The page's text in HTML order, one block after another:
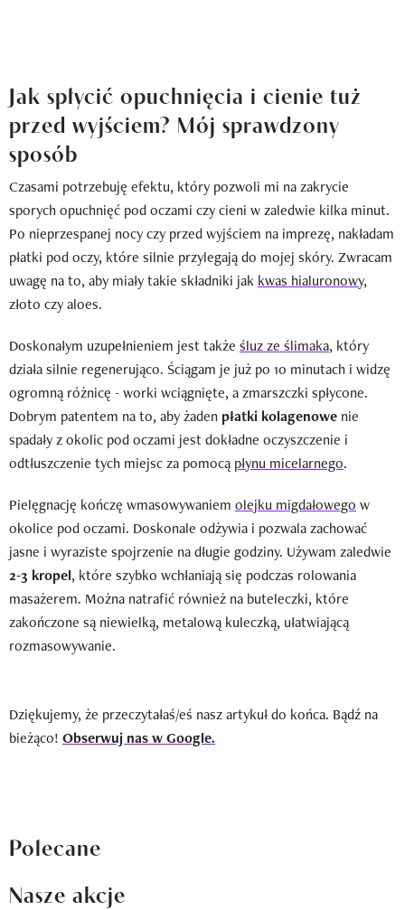
Jak spłycić opuchnięcia i cienie tuż
przed wyjściem? Mój sprawdzony
sposób
Czasami potrzebuję efektu, który pozwoli mi na zakrycie
sporych opuchnięć pod oczami czy cieni w zaledwie kilka minut.
Po nieprzespanej nocy czy przed wyjściem na imprezę, nakładam
płatki pod oczy, które silnie przylegają do mojej skóry. Zwracam
uwagę na to, aby miały takie składniki jak kwas hialuronowy,
złoto czy aloes.
Doskonałym uzupełnieniem jest także śluz ze ślimaka, który
działa silnie regenerująco. Ściągam je już po 10 minutach i widzę
ogromną różnicę - worki wciągnięte, a zmarszczki spłycone.
Dobrym patentem na to, aby żaden płatki kolagenowe nie
spadały z okolic pod oczami jest dokładne oczyszczenie i
odtłuszczenie tych miejsc za pomocą płynu micelarnego.
Pielęgnację kończę wmasowywaniem olejku migdałowego w
okolice pod oczami. Doskonale odżywia i pozwala zachować
jasne i wyraziste spojrzenie na długie godziny. Używam zaledwie
2-3 kropel, które szybko wchłaniają się podczas rolowania
masażerem. Można natrafić również na buteleczki, które
zakończone są niewielką, metalową kuleczką, ułatwiającą
rozmasowywanie.
Dziękujemy, że przeczytałaś/eś nasz artykuł do końca. Bądź na
bieżąco! Obserwuj nas w Google.
Polecane
Nasze akcje